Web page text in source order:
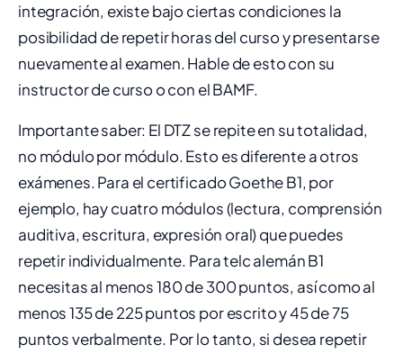
integración, existe bajo ciertas condiciones la
posibilidad de repetir horas del curso y presentarse
nuevamente al examen. Hable de esto con su
instructor de curso o con el BAMF.
Importante saber: El DTZ se repite en su totalidad,
no módulo por módulo. Esto es diferente a otros
exámenes. Para el certificado Goethe B1, por
ejemplo, hay cuatro módulos (lectura, comprensión
auditiva, escritura, expresión oral) que puedes
repetir individualmente. Para telc alemán B1
necesitas al menos 180 de 300 puntos, así como al
menos 135 de 225 puntos por escrito y 45 de 75
puntos verbalmente. Por lo tanto, si desea repetir